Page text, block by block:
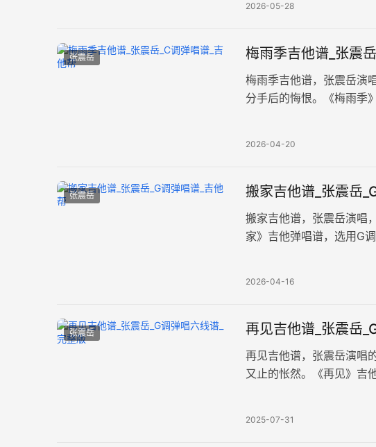
2026-05-28
张震岳 梅雨季吉他谱_张震
梅雨季吉他谱，张震岳演
分手后的悔恨。《梅雨季
2026-04-20
张震岳 搬家吉他谱_张震岳
搬家吉他谱，张震岳演唱
家》吉他弹唱谱，选用G
2026-04-16
张震岳 再见吉他谱_张震岳
再见吉他谱，张震岳演唱
又止的怅然。《再见》吉
2025-07-31